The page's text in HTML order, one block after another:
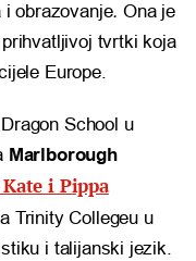
obrazovanje. Ona je
tvrtki koja
Europe.
School u
Marlborough
i Pippa
Trinity Collegeu u
i talijanski jezik.